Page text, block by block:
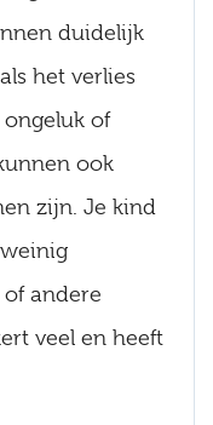
duidelijk
het verlies
of
ook
zijn. Je kind
andere
veel en heeft